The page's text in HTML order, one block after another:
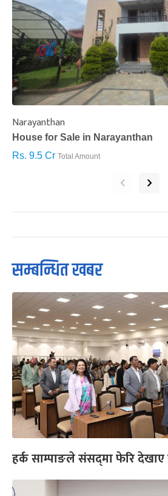
Narayanthan
House for Sale in Narayanthan
Rs. 9.5 Cr Total Amount
‹ ›
सम्बन्धित खबर
हर्क साम्पाङले संसद्‍मा फेरि देखाए